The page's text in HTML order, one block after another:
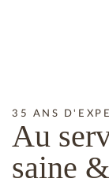
35 ANS
Au
saine